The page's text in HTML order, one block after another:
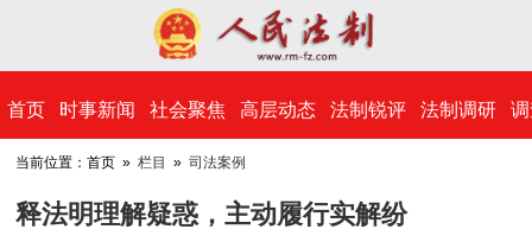
​首页 时事新闻 社会聚焦 高层动态 法制锐评 法制调研
当前位置：首页 »栏目 »司法案例
释法明理解疑惑，主动履行实解纷